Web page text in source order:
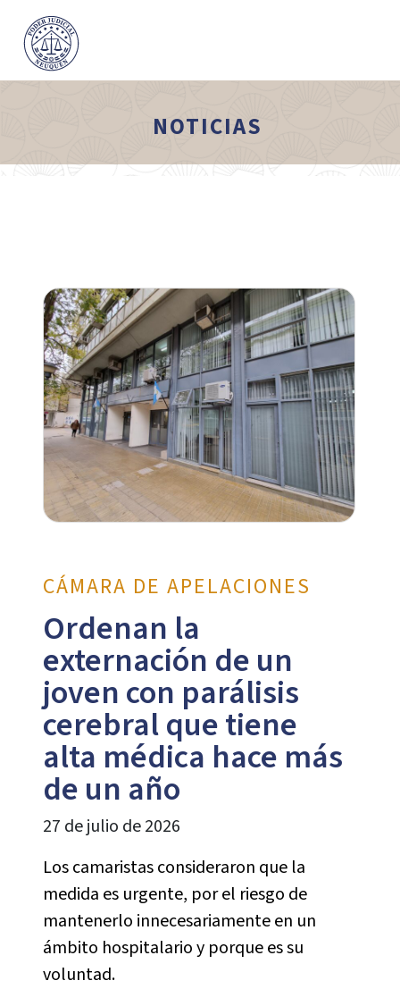
NOTICIAS
CÁMARA DE APELACIONES
Ordenan la
externación de un
joven con parálisis
cerebral que tiene
alta médica hace más
de un año
27 de julio de 2026
Los camaristas consideraron que la
medida es urgente, por el riesgo de
mantenerlo innecesariamente en un
ámbito hospitalario y porque es su
voluntad.